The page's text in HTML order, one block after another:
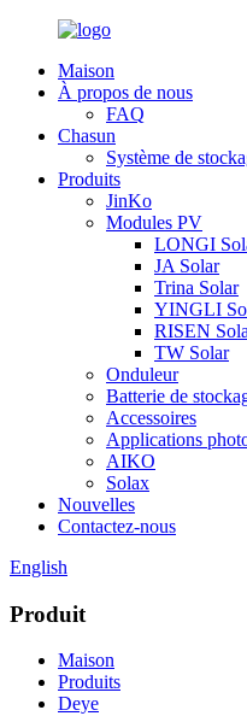
Maison
À propos de nous
FAQ
Chasun
Système de
Produits
JinKo
Modules PV
LONGI
JA Solar
Trina Solar
YINGLI
RISEN
TW Solar
Onduleur
Batterie de
Accessoires
Applications
AIKO
Solax
Nouvelles
Contactez-nous
English
Produit
Maison
Produits
Deye